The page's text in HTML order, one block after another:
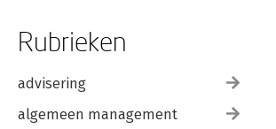
Rubrieken
advisering
algemeen management